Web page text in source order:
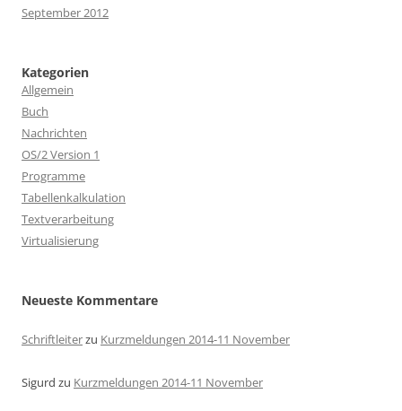
September 2012
Kategorien
Allgemein
Buch
Nachrichten
OS/2 Version 1
Programme
Tabellenkalkulation
Textverarbeitung
Virtualisierung
Neueste Kommentare
Schriftleiterzu Kurzmeldungen 2014-11 November
Sigurd zu Kurzmeldungen 2014-11 November